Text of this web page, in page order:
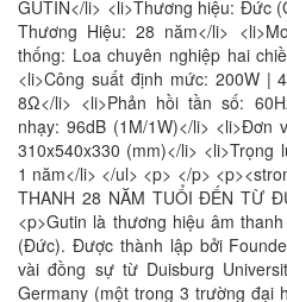
GUTIN</li> <li>Thương hiệu: Đức
Thương Hiệu: 28 năm</li>
thống: Loa chuyên nghiệp hai
<li>Công suất định mức: 200W |
8Ω</li> <li>Phản hồi tần số:
nhạy: 96dB (1M/1W)</li> <li>Đơn
310x540x330 (mm)</li> <li>Trọng
1 năm</li> </ul> <p> </p>
THANH 28 NĂM TUỔI ĐẾN TỪ
<p>Gutin là thương hiệu âm
(Đức). Được thành lập bởi
vài đồng sự từ Duisburg
Germany (một trong 3 trường đại